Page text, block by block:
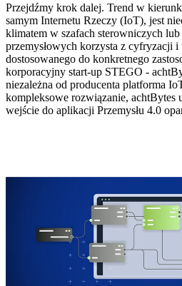
Przejdźmy krok dalej. Trend w
samym Internetu Rzeczy (IoT), jest
klimatem w szafach sterowniczych
przemysłowych korzysta z cyfryzacji
dostosowanego do konkretnego
korporacyjny start-up STEGO -
niezależna od producenta platforma
kompleksowe rozwiązanie, achtBytes
wejście do aplikacji Przemysłu 4.0